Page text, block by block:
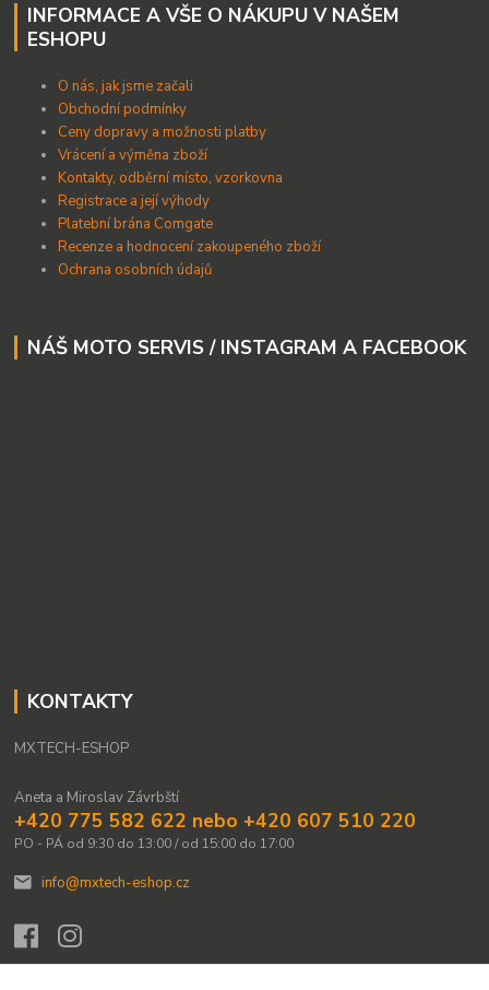
INFORMACE A VŠE O NÁKUPU V NAŠEM
ESHOPU
O nás, jak jsme začali
Obchodní podmínky
Ceny dopravy a možnosti platby
Vrácení a výměna zboží
Kontakty, odběrní místo, vzorkovna
Registrace a její výhody
Platební brána Comgate
Recenze a hodnocení zakoupeného zboží
Ochrana osobních údajů
NÁŠ MOTO SERVIS / INSTAGRAM A FACEBOOK
KONTAKTY
MXTECH-ESHOP
Aneta a Miroslav Závrbští
+420 775 582 622 nebo +420 607 510 220
PO - PÁ od 9:30 do 13:00 / od 15:00 do 17:00
info@mxtech-eshop.cz